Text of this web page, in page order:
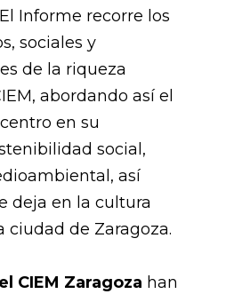
Informe recorre los
sociales y
de la riqueza
abordando así el
en su
social,
así
deja en la cultura
ciudad de Zaragoza.
CIEM Zaragoza han